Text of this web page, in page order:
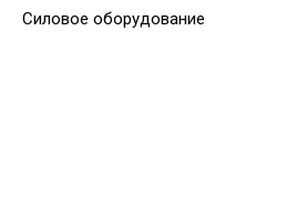
Силовое оборудование